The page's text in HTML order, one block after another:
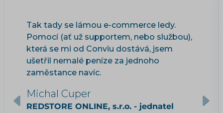
Tak tady se lámou e-commerce ledy.
Pomocí (ať už supportem, nebo službou),
která se mi od Conviu dostává, jsem
ušetřil nemalé peníze za jednoho
zaměstance navíc.
Michal Cuper
REDSTORE ONLINE, s.r.o. - jednatel